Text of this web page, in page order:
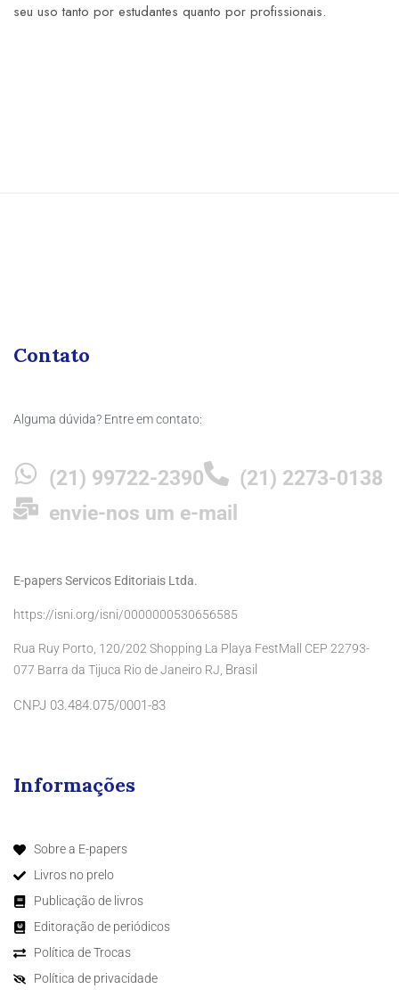
seu uso tanto por estudantes quanto por profissionais.
Contato
Alguma dúvida? Entre em contato:
(21) 99722-2390
(21) 2273-0138
envie-nos um e-mail
E-papers Servicos Editoriais Ltda.
https://isni.org/isni/0000000530656585
Rua Ruy Porto, 120/202 Shopping La Playa FestMall CEP 22793-
077 Barra da Tijuca Rio de Janeiro RJ, Brasil
CNPJ 03.484.075/0001-83
Informações
Sobre a E-papers
Livros no prelo
Publicação de livros
Editoração de periódicos
Política de Trocas
Política de privacidade